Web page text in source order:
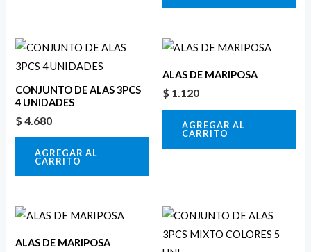
CONJUNTO DE ALAS 3PCS
4 UNIDADES
$ 4.680
AGREGAR AL
CARRITO
ALAS DE MARIPOSA
$ 1.120
AGREGAR AL
CARRITO
ALAS DE MARIPOSA